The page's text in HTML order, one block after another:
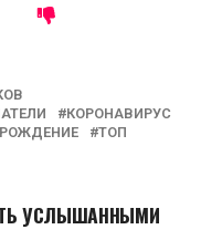
КОРОНАВИРУС
ТОП
УСЛЫШАННЫМИ